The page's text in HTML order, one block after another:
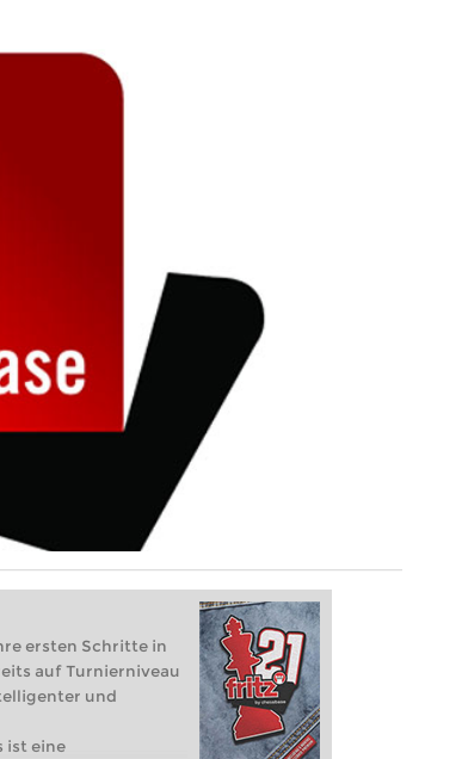
ersten Schritte in
auf Turnierniveau
und
ist eine